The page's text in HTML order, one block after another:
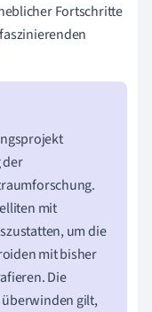
Fortschritte
der
mit
um die
mit bisher
Die
gilt,